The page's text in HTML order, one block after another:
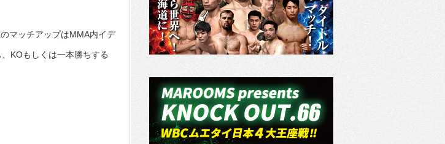
マッチアップはMMA内イデ
KOもしくは一本勝ちする